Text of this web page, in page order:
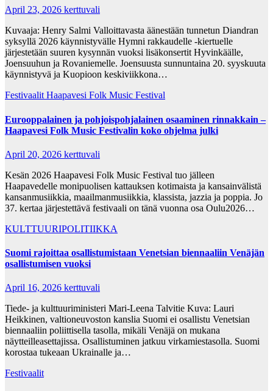
April 23, 2026 kerttuvali
Kuvaaja: Henry Salmi Valloittavasta äänestään tunnetun Diandran
syksyllä 2026 käynnistyvälle Hymni rakkaudelle -kiertuelle
järjestetään suuren kysynnän vuoksi lisäkonsertit Hyvinkäälle,
Joensuuhun ja Rovaniemelle. Joensuusta sunnuntaina 20. syyskuuta
käynnistyvä ja Kuopioon keskiviikkona…
Festivaalit Haapavesi Folk Music Festival
Eurooppalainen ja pohjoispohjalainen osaaminen rinnakkain –
Haapavesi Folk Music Festivalin koko ohjelma julki
April 20, 2026 kerttuvali
Kesän 2026 Haapavesi Folk Music Festival tuo jälleen
Haapavedelle monipuolisen kattauksen kotimaista ja kansainvälistä
kansanmusiikkia, maailmanmusiikkia, klassista, jazzia ja poppia. Jo
37. kertaa järjestettävä festivaali on tänä vuonna osa Oulu2026…
KULTTUURIPOLITIIKKA
Suomi rajoittaa osallistumistaan Venetsian biennaaliin Venäjän
osallistumisen vuoksi
April 16, 2026 kerttuvali
Tiede- ja kulttuuriministeri Mari-Leena Talvitie Kuva: Lauri
Heikkinen, valtioneuvoston kanslia Suomi ei osallistu Venetsian
biennaaliin poliittisella tasolla, mikäli Venäjä on mukana
näytteilleasettajissa. Osallistuminen jatkuu virkamiestasolla. Suomi
korostaa tukeaan Ukrainalle ja…
Festivaalit